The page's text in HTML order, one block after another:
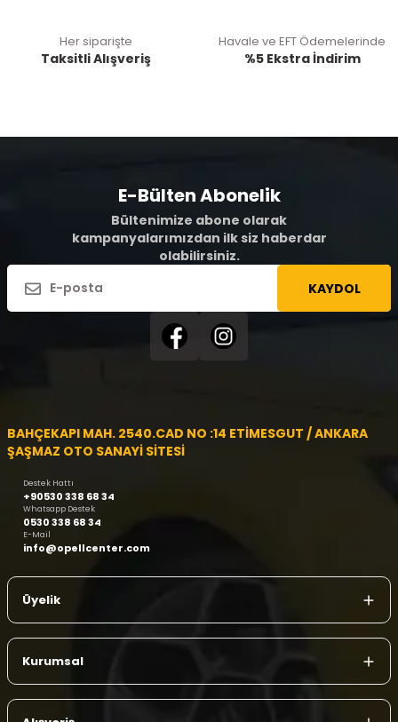
Her siparişte
Taksitli Alışveriş
Havale ve EFT Ödemelerinde
%5 Ekstra İndirim
E-Bülten Abonelik
Bültenimize abone olarak
kampanyalarımızdan ilk siz haberdar
olabilirsiniz.
KAYDOL
BAHÇEKAPI MAH. 2540.CAD NO :14 ETİMESGUT / ANKARA
ŞAŞMAZ OTO SANAYİ SİTESİ
Destek Hattı
+90530 338 68 34
Whatsapp Destek
0530 338 68 34
E-Mail
info@opellcenter.com
Üyelik
Kurumsal